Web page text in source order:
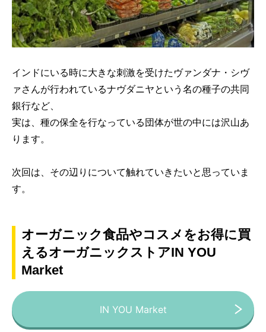
インドにいる時に大きな刺激を受けたヴァンダナ・シヴ
ァさんが行われているナヴダニヤという名の種子の共同
銀行など、
実は、種の保全を行なっている団体が世の中には沢山あ
ります。
次回は、その辺りについて触れていきたいと思っていま
す。
オーガニック食品やコスメをお得に買
えるオーガニックストアIN YOU
Market
IN YOU Market